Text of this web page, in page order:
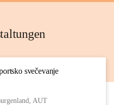
svečevanje
AUT